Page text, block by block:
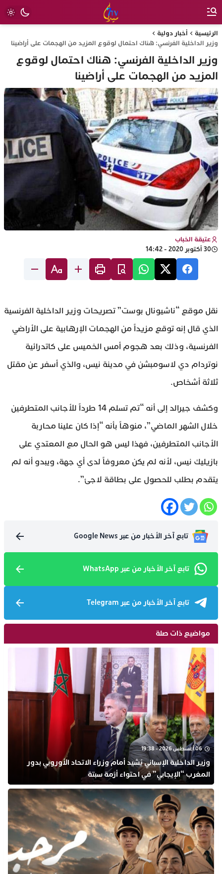
الرئيسية
أخبار دولية
وزير الداخلية الفرنسي: هناك احتمال لوقوع المزيد من الهجمات على أراضينا
وزير الداخلية الفرنسي: هناك احتمال لوقوع
المزيد من الهجمات على أراضينا
عتيقة الخباب
30 أكتوبر 2020 - 14:42
نقل موقع “ناشيونال بوست” تصريحات وزير الداخلية الفرنسية
الذي قال إنه​ توقع مزيداً من الهجمات الإرهابية على الأراضي
الفرنسية، وذلك بعد هجوم أمس الخميس على كاتدرائية
نوتردام دي لاسومبشن في مدينة نيس، والذي أسفر عن مقتل
ثلاثة أشخاص.
وكشف جيرالد إلى أنه “تم تسلم 14 طرداً للأجانب المتطرفين
خلال الشهر الماضي”، منوهاً بأنه “إذا كان علينا محاربة
الأجانب المتطرفين، فهذا ليس هو الحال مع المعتدي على
بازيليك نيس، لأنه لم يكن معروفاً لدى أي جهة، ويبدو أنه لم
يتقدم بطلب للحصول على بطاقة لاجئ”.
تابع آخر الأخبار من عبر Google News
تابع آخر الأخبار من عبر WhatsApp
تابع آخر الأخبار من عبر Telegram
مواضيع ذات صلة
06 أغسطس 2026 - 19:38
وزير الداخلية الإسباني يُشيد أمام وزراء الاتحاد الأوروبي بدور
المغرب “الإيجابي” في احتواء أزمة سبتة